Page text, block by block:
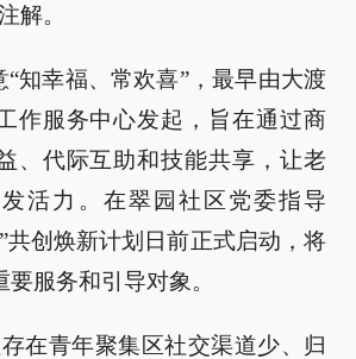
解。
“知幸福、常欢喜”，最早由大渡
作服务中心发起，旨在通过商
、代际互助和技能共享，让老
发活力。在翠园社区党委指导
共创焕新计划日前正式启动，将
服务和引导对象。
在青年聚集区社交渠道少、归